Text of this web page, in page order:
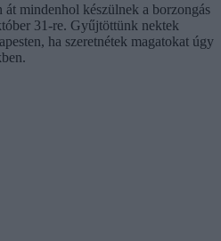
mindenhol készülnek a borzongás
31-re. Gyűjtöttünk nektek
ha szeretnétek magatokat úgy